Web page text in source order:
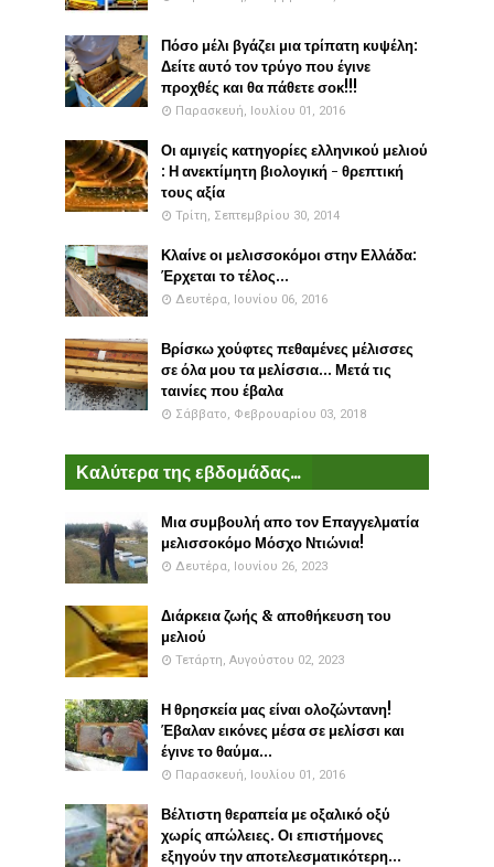
Πόσο μέλι βγάζει μια τρίπατη κυψέλη:
Δείτε αυτό τον τρύγο που έγινε
προχθές και θα πάθετε σοκ!!!
Παρασκευή, Ιουλίου 01, 2016
Οι αμιγείς κατηγορίες ελληνικού μελιού
: Η ανεκτίμητη βιολογική - θρεπτική
τους αξία
Τρίτη, Σεπτεμβρίου 30, 2014
Κλαίνε οι μελισσοκόμοι στην Ελλάδα:
Έρχεται το τέλος...
Δευτέρα, Ιουνίου 06, 2016
Βρίσκω χούφτες πεθαμένες μέλισσες
σε όλα μου τα μελίσσια... Μετά τις
ταινίες που έβαλα
Σάββατο, Φεβρουαρίου 03, 2018
Καλύτερα της εβδομάδας...
Μια συμβουλή απο τον Επαγγελματία
μελισσοκόμο Μόσχο Ντιώνια!
Δευτέρα, Ιουνίου 26, 2023
Διάρκεια ζωής & αποθήκευση του
μελιού
Τετάρτη, Αυγούστου 02, 2023
Η θρησκεία μας είναι ολοζώντανη!
Έβαλαν εικόνες μέσα σε μελίσσι και
έγινε το θαύμα...
Παρασκευή, Ιουλίου 01, 2016
Βέλτιστη θεραπεία με οξαλικό οξύ
χωρίς απώλειες. Οι επιστήμονες
εξηγούν την αποτελεσματικότερη...